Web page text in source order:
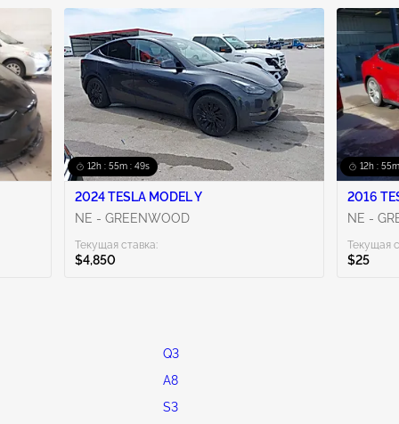
12h : 55m : 48s
2024 TESLA MODEL Y
NE - GREENWOOD
Текущая ставка:
$4,850
12h :
NE -
Текущая
$25
Q3
A8
S3